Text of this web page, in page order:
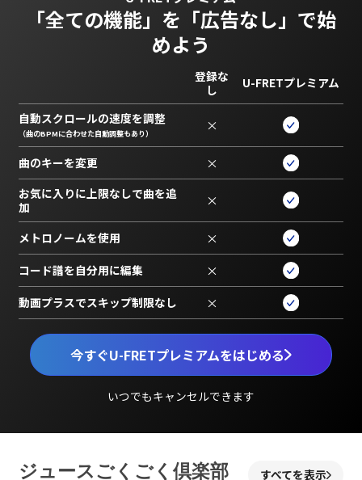
「全ての機能」を 「広告なし」で始
めよう
今すぐU-FRETプレミアムをはじめる
いつでもキャンセルできます
登録な
し
U-FRETプレミアム
自動スクロールの速度を調整
（曲のBPMに合わせた自動調整もあり） ×
曲のキーを変更 ×
お気に入りに上限なしで曲を追
加
×
メトロノームを使用 ×
コード譜を自分用に編集 ×
動画プラスでスキップ制限なし ×
ジュースごくごく倶楽部
すべてを表示